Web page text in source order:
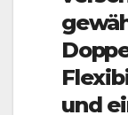
und